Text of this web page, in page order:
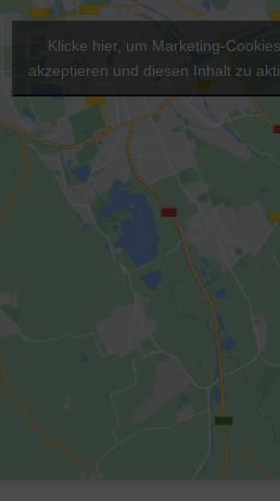
Klicke hier, um Marketing-
akzeptieren und diesen Inhalt zu